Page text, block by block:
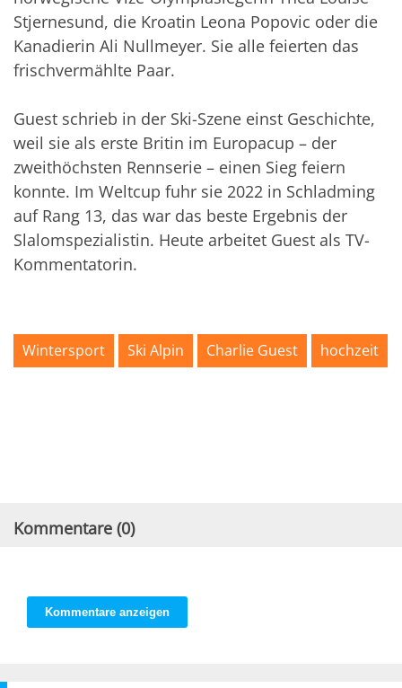
Stjernesund, die Kroatin Leona Popovic oder die
Kanadierin Ali Nullmeyer. Sie alle feierten das
frischvermählte Paar.
Guest schrieb in der Ski-Szene einst Geschichte,
weil sie als erste Britin im Europacup – der
zweithöchsten Rennserie – einen Sieg feiern
konnte. Im Weltcup fuhr sie 2022 in Schladming
auf Rang 13, das war das beste Ergebnis der
Slalomspezialistin. Heute arbeitet Guest als TV-
Kommentatorin.
Wintersport Ski Alpin Charlie Guest hochzeit
Kommentare (0)
Kommentare anzeigen